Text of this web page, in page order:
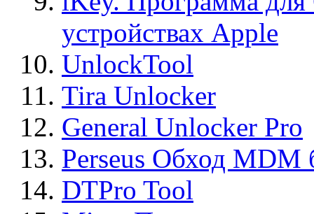
устройствах Apple
UnlockTool
Tira Unlocker
General Unlocker Pro
Perseus Обход MDM
DTPro Tool